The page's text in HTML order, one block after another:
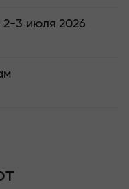
2-3 июля 2026